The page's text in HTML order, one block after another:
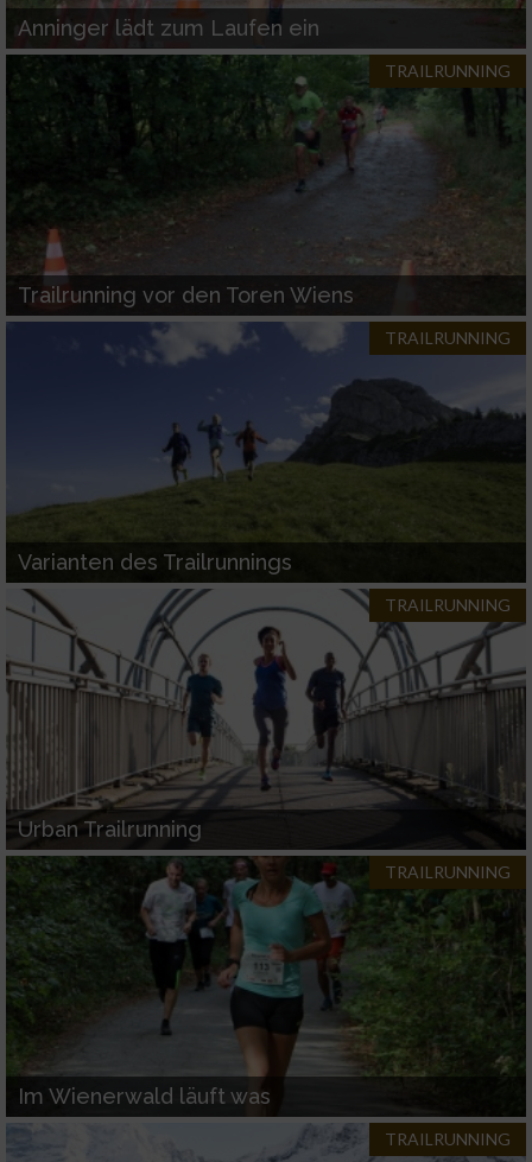
Anninger lädt zum Laufen ein
TRAILRUNNING
Trailrunning vor den Toren Wiens
TRAILRUNNING
Varianten des Trailrunnings
TRAILRUNNING
Urban Trailrunning
TRAILRUNNING
Im Wienerwald läuft was
TRAILRUNNING
von Inhalten
IAB-Besonderheiten:
Verwendung genauer Standortdaten
Geräte anhand von aktiv angeforderten
Informationen identifizieren
Nicht-IAB-Verarbeitungszwecke:
Notwendig
Performance
Werbung